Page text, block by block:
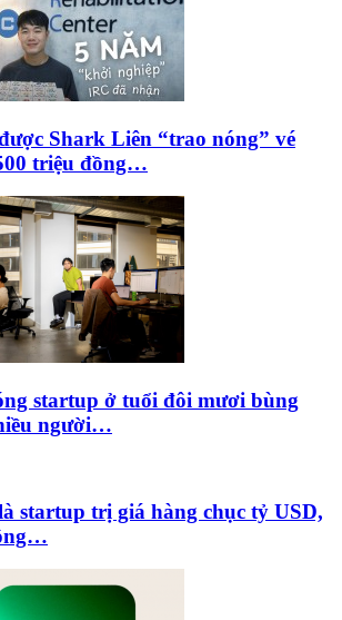
Shark Liên “trao nóng” vé
triệu đồng…
startup ở tuổi đôi mươi bùng
người…
startup trị giá hàng chục tỷ USD,